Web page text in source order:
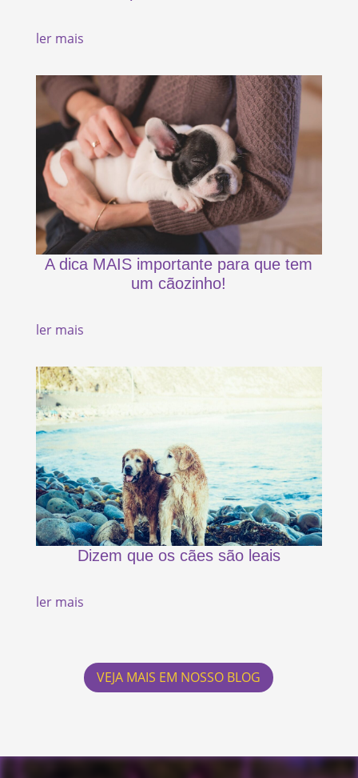
ler mais
A dica MAIS importante para que tem
um cãozinho!
ler mais
Dizem que os cães são leais
ler mais
VEJA MAIS EM NOSSO BLOG